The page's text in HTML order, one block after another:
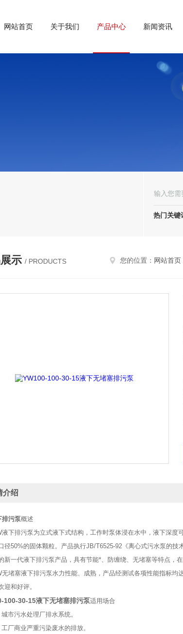
网站首页 关于我们 产品中心 新闻资讯
热门关键
示 / PRODUCTS 您的位置： 网站首页
介绍
排污泵概述
排污泵为立式液下式结构，工作时泵体浸在水中，液下深度
径50%的固体颗粒。产品执行JB/T6525-92《离心式污水泵的
新一代液下排污泵产品，具有节能*、防缠绕、无堵塞等特点，
塞液下排污泵水力性能、成熟，产品经测试各项性能指标均
迎和好评。
100-30-15液下无堵塞排污泵适用场合
污水处理厂排水系统。
商业严重污染废水的排放。